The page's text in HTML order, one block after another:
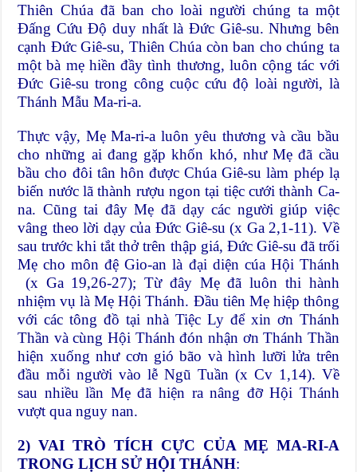
Thiên Chúa đã ban cho loài người chúng ta một
Đấng Cứu Độ duy nhất là Đức Giê-su. Nhưng bên
cạnh Đức Giê-su, Thiên Chúa còn ban cho chúng ta
một bà mẹ hiền đầy tình thương, luôn cộng tác với
Đức Giê-su trong công cuộc cứu độ loài người, là
Thánh Mẫu Ma-ri-a.
Thực vậy, Mẹ Ma-ri-a luôn yêu thương và cầu bầu
cho những ai đang gặp khốn khó, như Mẹ đã cầu
bầu cho đôi tân hôn được Chúa Giê-su làm phép lạ
biến nước lã thành rượu ngon tại tiệc cưới thành Ca-
na. Cũng tai đây Mẹ đã dạy các người giúp việc
vâng theo lời dạy của Đức Giê-su (x Ga 2,1-11). Về
sau trước khi tắt thở trên thập giá, Đức Giê-su đã trối
Mẹ cho môn đệ Gio-an là đại diện cúa Hội Thánh
(x Ga 19,26-27); Từ đây Mẹ đã luôn thi hành
nhiệm vụ là Mẹ Hội Thánh. Đầu tiên Mẹ hiệp thông
với các tông đồ tại nhà Tiệc Ly để xin ơn Thánh
Thần và cùng Hội Thánh đón nhận ơn Thánh Thần
hiện xuống như cơn gió bão và hình lưỡi lửa trên
đầu mỗi người vào lễ Ngũ Tuần (x Cv 1,14). Về
sau nhiều lần Mẹ đã hiện ra nâng đỡ Hội Thánh
vượt qua nguy nan.
2)VAI TRÒ TÍCH CỰC CỦA MẸ MA-RI-A
TRONG LỊCH SỬ HỘI THÁNH: